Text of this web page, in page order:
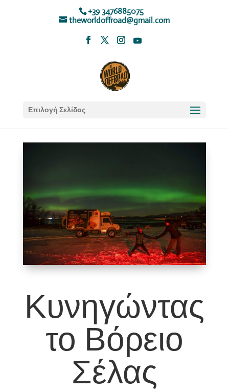
+39 3476885075
theworldoffroad@gmail.com
Επιλογή Σελίδας
Κυνηγώντας
το Βόρειο
Σέλας